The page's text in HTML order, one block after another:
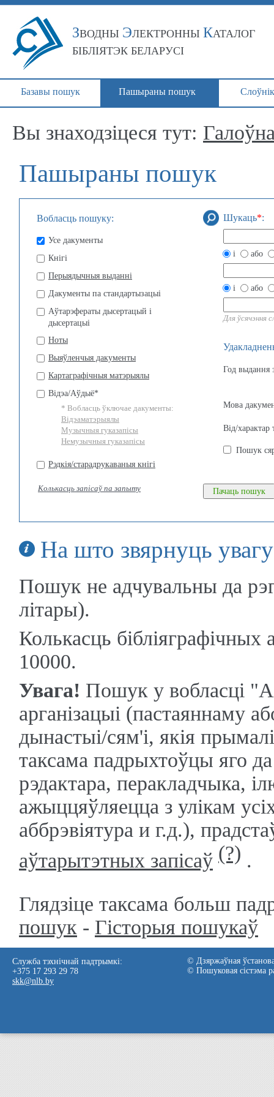
ЗВОДНЫ ЭЛЕКТРОННЫ КАТАЛОГ
БІБЛІЯТЭК БЕЛАРУСІ
Базавы пошук Пашыраны пошук
Вы знаходзіцеся тут:
Пашыраны пошук
Вобласць пошуку:
Усе дакументы
Кнігі
Перыядычныя выданні
Дакументы па стандартызацыі
Аўтарэфераты дысертацый і
дысертацыі
Ноты
Выяўленчыя дакументы
Картаграфічныя матэрыялы
Вiдэа/Аўдыё*
* Вобласць ўключае дакументы:
Відэаматэрыялы
Музычныя гуказапісы
Немузычныя гуказапісы
Рэдкія/старадрукаваныя кнігі
Шукаць*:
і або
і або
Для ўсячэння
Год выдання
Мова
Від/характар
Пошук
Колькасць запiсаў па запыту
На што звярнуць
Пошук не адчувальны да
літары).
Колькасць бібліяграфічных
10000.
Увага! Пошук у вобласці
арганізацыі (пастаяннаму
дынастыі/сям'і, якія
таксама падрыхтоўцы яго
рэдактара, перакладчыка,
ажыццяўляецца з улікам
аббрэвіятура и г.д.),
аўтарытэтных запісаў (?) .
Глядзіце таксама больш
пошук - Гісторыя пошукаў
Служба тэхнічнай падтрымкі:
+375 17 293 29 78
skk@nlb.by
© Дзяржаўная
© Пошуковая сістэма